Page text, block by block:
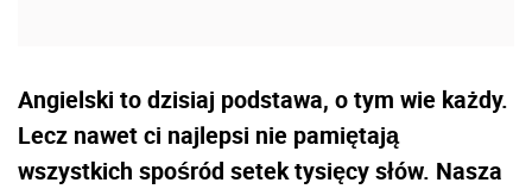
Angielski to dzisiaj podstawa, o tym wie każdy.
Lecz nawet ci najlepsi nie pamiętają
wszystkich spośród setek tysięcy słów. Nasza